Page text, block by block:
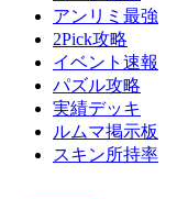
アンリミ最強
2Pick攻略
イベント速報
パズル攻略
実績デッキ
ルムマ掲示板
スキン所持率